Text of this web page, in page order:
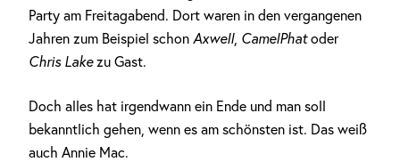
Party am Freitagabend. Dort waren in den vergangenen
Jahren zum Beispiel schon Axwell, CamelPhatoder
Chris Lakezu Gast.
Doch alles hat irgendwann ein Ende und man soll
bekanntlich gehen, wenn es am schönsten ist. Das weiß
auch Annie Mac.